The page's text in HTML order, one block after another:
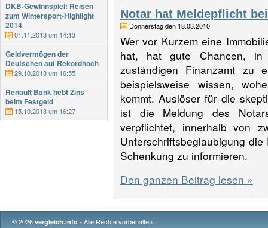
DKB-Gewinnspiel: Reisen
zum Wintersport-Highlight
2014
01.11.2013 um 14:13
Geldvermögen der
Deutschen auf Rekordhoch
29.10.2013 um 16:55
Renault Bank hebt Zins
beim Festgeld
15.10.2013 um 16:27
Notar hat Meldepflicht
Donnerstag den 18.03.2010
Wer vor Kurzem eine
hat, hat gute Chancen, in
zuständigen Finanzamt zu
beispielsweise wissen,
kommt. Auslöser für die
ist die Meldung des
verpflichtet, innerhalb von
Unterschriftsbeglaubigung
Schenkung zu informieren.
Den ganzen Beitrag lesen »
© 2026 vergleich.info - Alle Rechte vorbehalten.